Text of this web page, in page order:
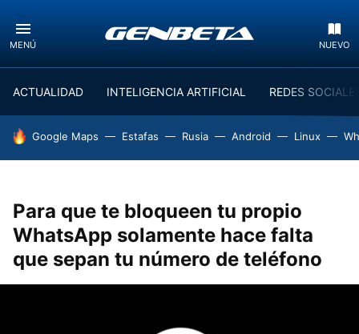
MENÚ NUEVO
ACTUALIDAD INTELIGENCIA ARTIFICIAL REDES
HOY SE HABLA DE
Google Maps Estafas Rusia Android Linux
Para que te bloqueen tu propio
WhatsApp solamente hace falta
que sepan tu número de teléfono